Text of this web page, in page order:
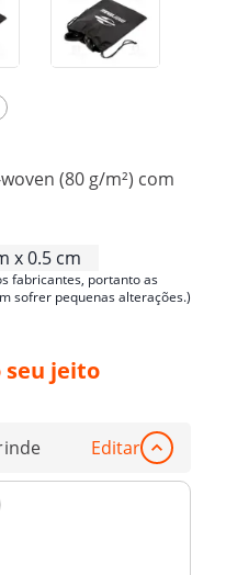
(80 g/m²) com
x 0.5 cm
fabricantes, portanto as
sofrer pequenas alterações.)
seu jeito
Editar